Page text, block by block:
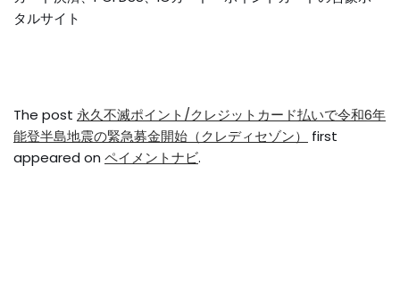
タルサイト
The post 永久不滅ポイント/クレジットカード払いで令和6年
能登半島地震の緊急募金開始（クレディセゾン）
first
appeared on ペイメントナビ.